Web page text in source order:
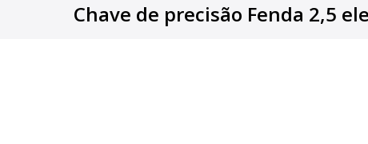
Chave de precisão Fenda 2,5